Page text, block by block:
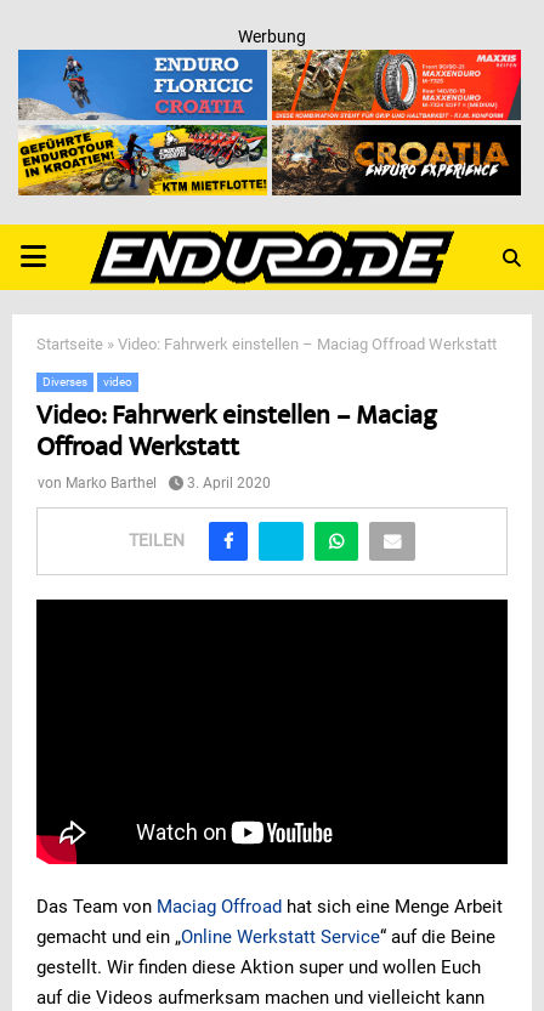
Werbung
PRIMARY
MENU
Startseite » Video: Fahrwerk einstellen – Maciag Offroad Werkstatt
Diverses video
Video: Fahrwerk einstellen – Maciag
Offroad Werkstatt
von Marko Barthel 3. April 2020
TEILEN
Das Team von Maciag Offroad hat sich eine Menge Arbeit
gemacht und ein „Online Werkstatt Service“ auf die Beine
gestellt. Wir finden diese Aktion super und wollen Euch
auf die Videos aufmerksam machen und vielleicht kann